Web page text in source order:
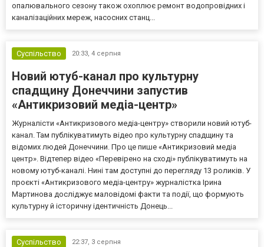
опалювального сезону також охоплює ремонт водопровідних і
каналізаційних мереж, насосних станц...
Суспільство 20:33, 4 серпня
Новий ютуб-канал про культурну
спадщину Донеччини запустив
«Антикризовий медіа-центр»
Журналісти «Антикризового медіа-центру» створили новий ютуб-
канал. Там публікуватимуть відео про культурну спадщину та
відомих людей Донеччини. Про це пише «Антикризовий медіа
центр». Відтепер відео «Перевірено на сході» публікуватимуть на
новому ютуб-каналі. Нині там доступні до перегляду 13 роликів. У
проєкті «Антикризового медіа-центру» журналістка Ірина
Мартинова досліджує маловідомі факти та події, що формують
культурну й історичну ідентичність Донець...
Суспільство 22:37, 3 серпня